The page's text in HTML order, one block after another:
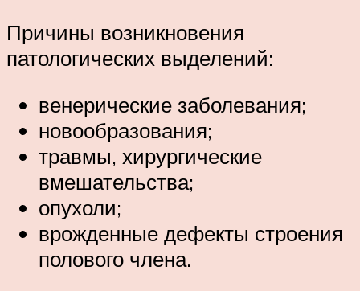
Причины возникновения
патологических выделений:
венерические заболевания;
новообразования;
травмы, хирургические
вмешательства;
опухоли;
врожденные дефекты строения
полового члена.